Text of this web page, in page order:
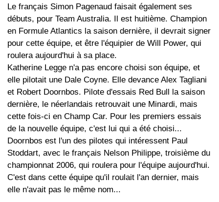
Le français Simon Pagenaud faisait également ses
débuts, pour Team Australia. Il est huitième. Champion
en Formule Atlantics la saison dernière, il devrait signer
pour cette équipe, et être l'équipier de Will Power, qui
roulera aujourd'hui à sa place.
Katherine Legge n'a pas encore choisi son équipe, et
elle pilotait une Dale Coyne. Elle devance Alex Tagliani
et Robert Doornbos. Pilote d'essais Red Bull la saison
dernière, le néerlandais retrouvait une Minardi, mais
cette fois-ci en Champ Car. Pour les premiers essais
de la nouvelle équipe, c'est lui qui a été choisi...
Doornbos est l'un des pilotes qui intéressent Paul
Stoddart, avec le français Nelson Philippe, troisième du
championnat 2006, qui roulera pour l'équipe aujourd'hui.
C'est dans cette équipe qu'il roulait l'an dernier, mais
elle n'avait pas le même nom...